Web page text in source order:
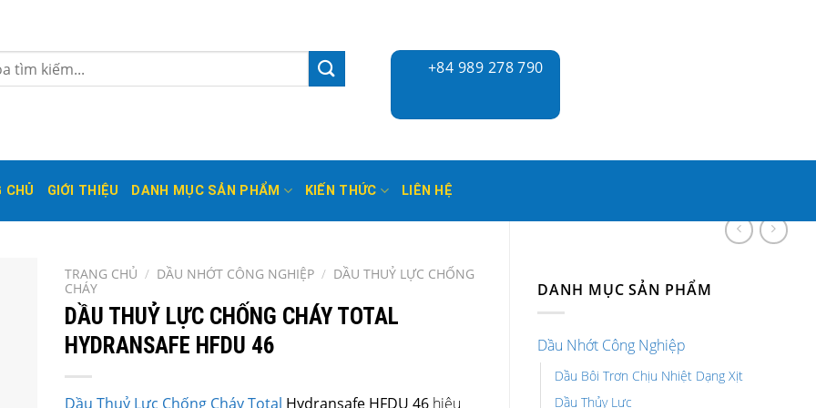
+84 989 278 790
CHỦ GIỚI THIỆU DANH MỤC SẢN PHẨM KIẾN THỨC LIÊN HỆ
DANH MỤC SẢN PHẨM
Dầu Nhớt Công Nghiệp
Dầu Bôi Trơn Chịu Nhiệt Dạng Xịt
Dầu Thủy Lực
TRANG CHỦ / DẦU NHỚT CÔNG NGHIỆP / DẦU THUỶ LỰC CHỐNG
CHÁY
DẦU THUỶ LỰC CHỐNG CHÁY TOTAL
HYDRANSAFE HFDU 46
Dầu Thuỷ Lực Chống Cháy Total Hydransafe HFDU 46hiệu